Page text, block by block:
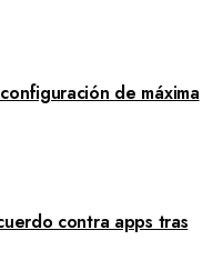
de máxima
contra apps tras